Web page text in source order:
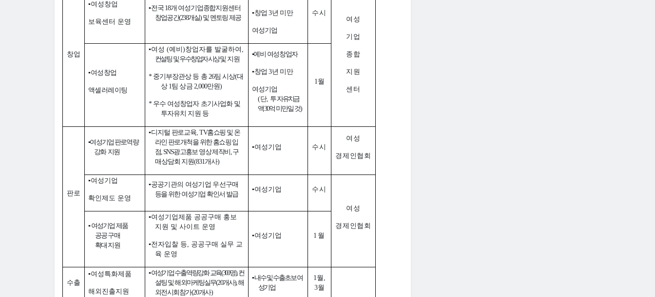
창업
▪여성창업
보육센터 운영
▪전국 18개 여성기업종합지원센터
창업공간(238개실) 및 멘토링 제공
▪창업3년 미만
여성기업
수시
여성
기업
종합
지원
센터
▪여성창업
액셀러레이팅
▪여성 (예비 )창업자를 발굴하여 ,
컨설팅 및우수창업자 시상및 지원
* 중기부장관상 등 총 26팀 시상(대
상 1팀 상금 2,000만원)
* 우수 여성창업자 초기사업화 및
투자유치 지원 등
▪예비 여성창업자
▪창업3년 미만
여성기업
(단, 투자유치금
액30억 미만일 것)
1월
판로
▪여성기업 판로역량
강화 지원
▪디지털 판로교육, TV홈쇼핑 및 온
라인 판로개척을 위한 홈쇼핑 입
점, SNS광고홍보 영상 제작비 , 구
매상담회 지원(831개사)
▪여성기업 수시
여성
경제인협회
▪여성기업
확인제도 운영
▪공공기관의 여성기업 우선구매
등을 위한 여성기업 확인서 발급
▪여성기업 수시
여성
경제인협회
▪여성기업 제품
공공 구매
확대 지원
▪여성기업제품 공공구매 홍보
지원 및 사이트 운영
▪전자입찰 등, 공공구매 실무 교
육 운영
▪여성기업 1 월
수출
▪여성특화제품
해외진출지원
▪여성기업 수출역량강화 교육(300명),컨
설팅 및 해외마케팅실무(20개사),해
외전시회참가(20개사)
▪내수 및 수출초보 여
성기업
1월 ,
3월